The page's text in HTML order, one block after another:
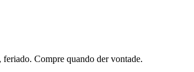
Compre quando der vontade.